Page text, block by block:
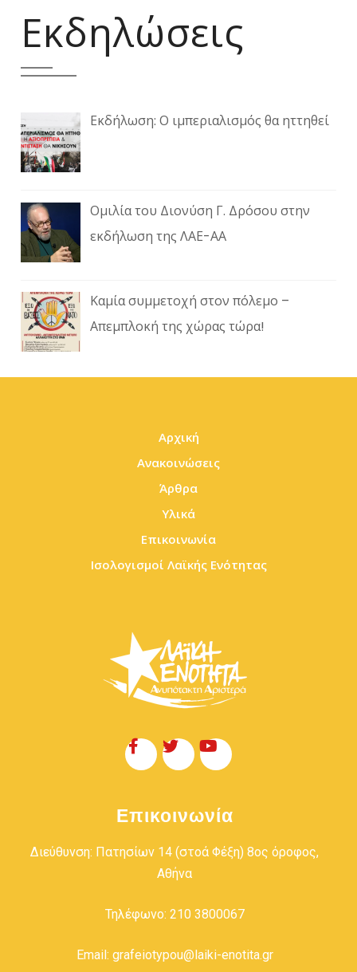
Εκδηλώσεις
Εκδήλωση: Ο ιμπεριαλισμός θα ηττηθεί
Ομιλία του Διονύση Γ. Δρόσου στην
εκδήλωση της ΛΑΕ-ΑΑ
Καμία συμμετοχή στον πόλεμο –
Απεμπλοκή της χώρας τώρα!
Αρχική
Ανακοινώσεις
Άρθρα
Υλικά
Επικοινωνία
Ισολογισμοί Λαϊκής Ενότητας
Επικοινωνία
Διεύθυνση: Πατησίων 14 (στοά Φέξη) 8ος όροφος,
Αθήνα
Τηλέφωνο: 210 3800067
Email: grafeiotypou@laiki-enotita.gr